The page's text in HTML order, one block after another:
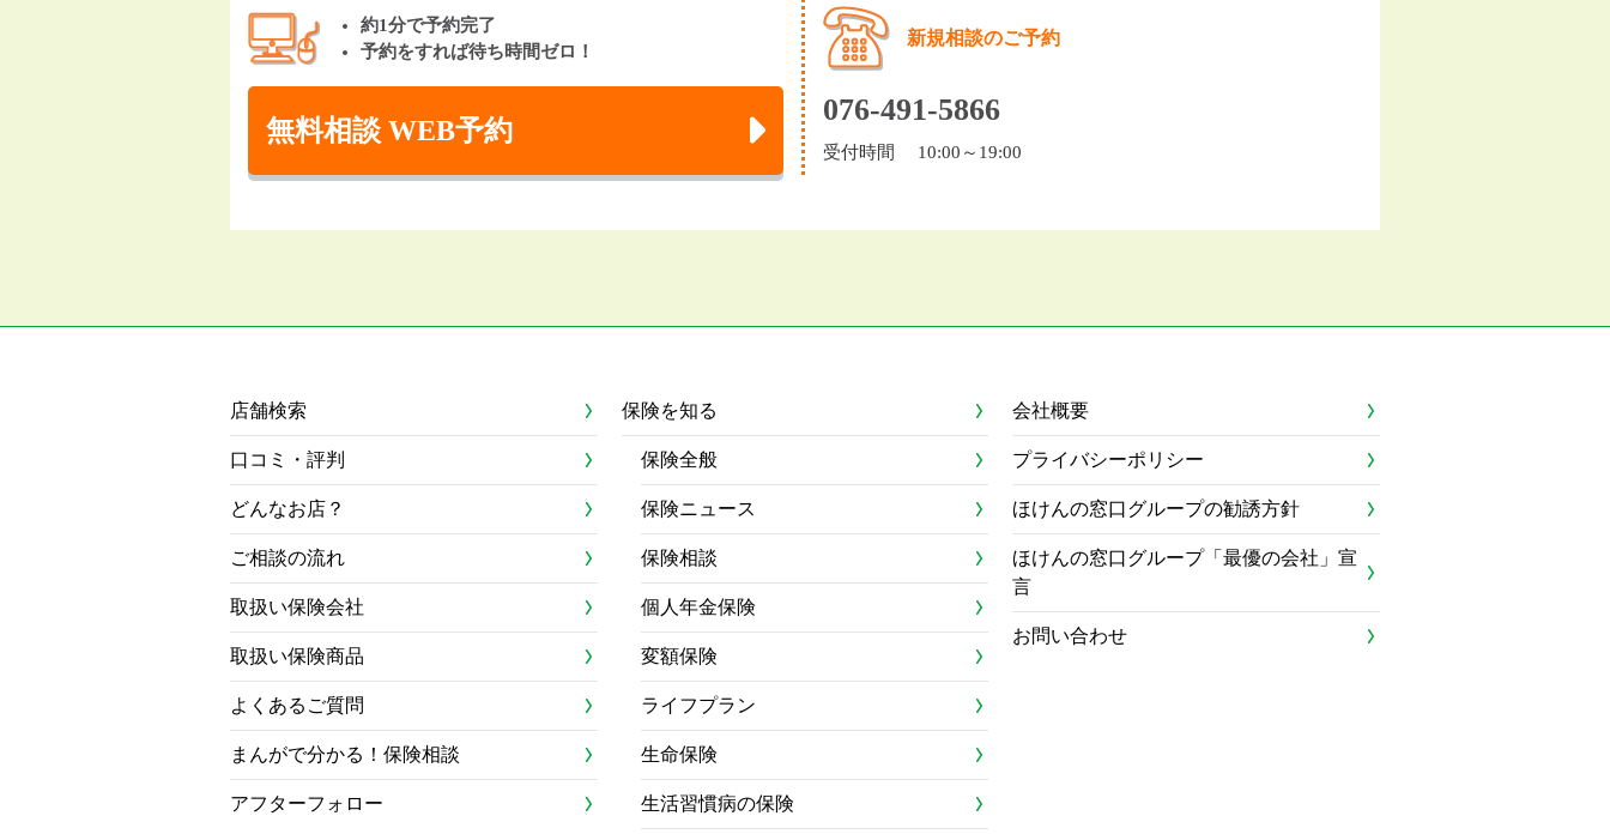
約1分で予約完了
予約をすれば待ち時間ゼロ！
無料相談 WEB予約
新規相談のご予約
076-491-5866
受付時間 10:00～19:00
店舗検索
口コミ・評判
どんなお店？
ご相談の流れ
取扱い保険会社
取扱い保険商品
よくあるご質問
まんがで分かる！保険相談
アフターフォロー
保険を知る
保険全般
保険ニュース
保険相談
個人年金保険
変額保険
ライフプラン
生命保険
生活習慣病の保険
会社概要
プライバシーポリシー
ほけんの窓口グループの勧誘方針
ほけんの窓口グループ「最優の会社」宣
言
お問い合わせ